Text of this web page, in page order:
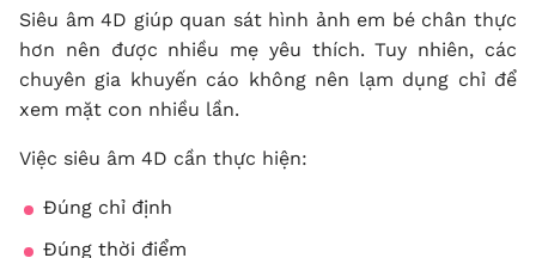
Siêu âm 4D giúp quan sát hình ảnh em bé chân thực
hơn nên được nhiều mẹ yêu thích. Tuy nhiên, các
chuyên gia khuyến cáo không nên lạm dụng chỉ để
xem mặt con nhiều lần.
Việc siêu âm 4D cần thực hiện:
Đúng chỉ định
Đúng thời điểm